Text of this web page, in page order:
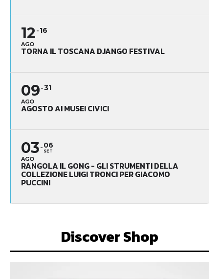
12
AGO
16
TORNA IL TOSCANA DJANGO FESTIVAL
09
AGO
31
AGOSTO AI MUSEI CIVICI
03
AGO
06
SET
RANGOLA IL GONG - GLI STRUMENTI DELLA
COLLEZIONE LUIGI TRONCI PER GIACOMO
PUCCINI
Discover Shop